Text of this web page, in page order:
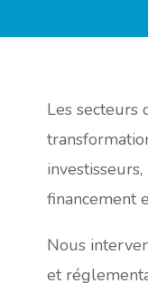
Les secteurs
financement
Nous
et